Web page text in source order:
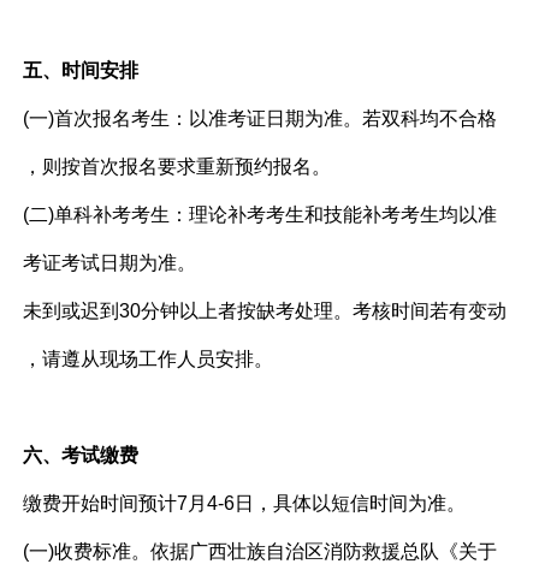
五、时间安排
(一)首次报名考生：以准考证日期为准。若双科均不合格
，则按首次报名要求重新预约报名。
(二)单科补考考生：理论补考考生和技能补考考生均以准
考证考试日期为准。
未到或迟到30分钟以上者按缺考处理。考核时间若有变动
，请遵从现场工作人员安排。
六、考试缴费
缴费开始时间预计7月4-6日，具体以短信时间为准。
(一)收费标准。依据广西壮族自治区消防救援总队《关于